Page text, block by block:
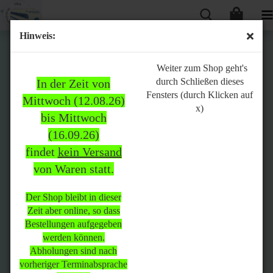
Hinweis:
In der Zeit von
Mittwoch (12.08.26)
bis Mittwoch
(16.09.26)
findet kein Versand
von Waren statt.
Der Shop bleibt in dieser
Zeit aber online, so dass
Bestellungen aufgegeben
werden können.
Abholungen sind nach
vorheriger Terminabsprache
Weiter zum Shop geht's
durch Schließen dieses
Fensters (durch Klicken auf
x)
Bitte
beachten:
In der Zeit von Mittwoch
(12.08.26) bis Mittwoch
(16.09.26)
statt.
Der Shop bleibt in dieser Zeit
aber online, so dass
Bestellungen aufgegeben
werden können.